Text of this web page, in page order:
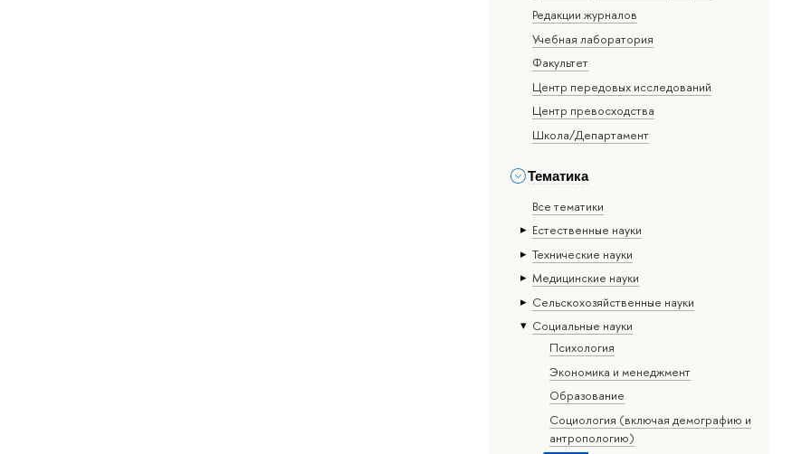
Редакции журналов
Учебная лаборатория
Факультет
Центр передовых исследований
Центр превосходства
Школа/Департамент
Тематика
Все тематики
Естественные науки
Тех­ничес­кие науки
Медицинские науки
Сельскохозяйственные науки
Социальные науки
Психология
Экономика и менеджмент
Образование
Социология (включая демографию и
антропологию)